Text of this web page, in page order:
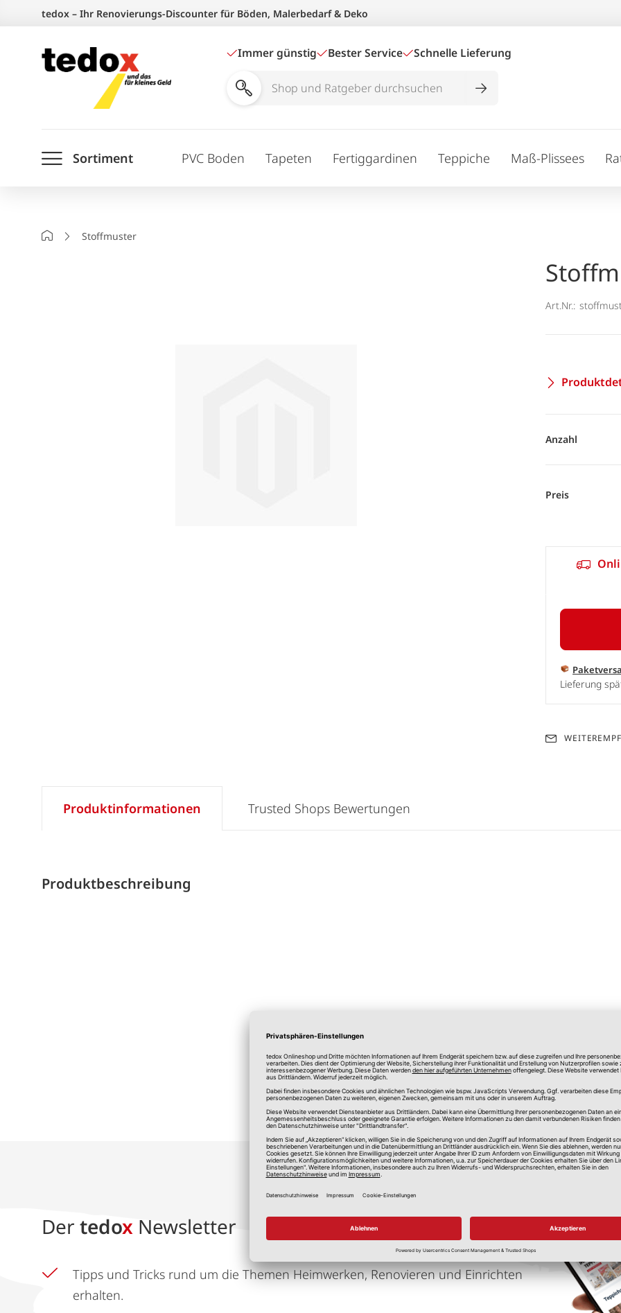
springen
tedox – Ihr Renovierungs-Discounter für Böden, Malerbedarf & Deko
Immer günstig Bester Service Schnelle Lieferung
Shop
durchsuchen
Sortiment PVC Boden Tapeten Fertiggardinen Teppiche Maß-Plissees
StartseiteStoffmuster
Art.Nr.:
Anzahl
Preis
Lieferung
Produktinformationen
Produktbeschreibung
Trusted Shops Bewertungen
*Alle Preise in Euro, inkl. gesetzlicher Mehrwertsteuer, zzgl.
Der tedox Newsletter
Tipps und Tricks rund um die Themen Heimwerken, Renovieren und Einrichten
erhalten.